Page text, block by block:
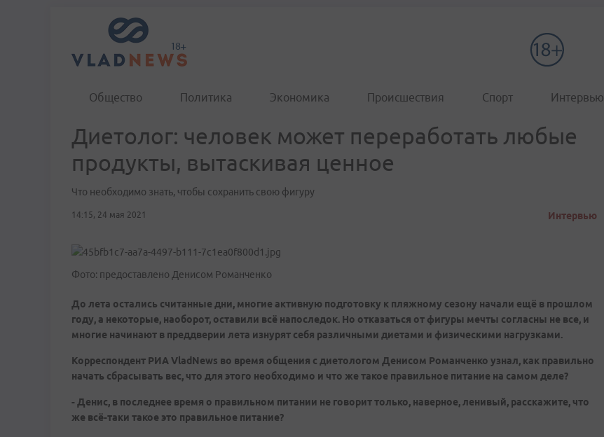
Общество Политика Экономика Происшествия Спорт Интервью
Диетолог: человек может переработать любые
продукты, вытаскивая ценное
Что необходимо знать, чтобы сохранить свою фигуру
14:15, 24 мая 2021 Интервью
Фото: предоставлено Денисом Романченко
До лета остались считанные дни, многие активную подготовку к пляжному сезону начали ещё в прошлом
году, а некоторые, наоборот, оставили всё напоследок. Но отказаться от фигуры мечты согласны не все, и
многие начинают в преддверии лета изнурят себя различными диетами и физическими нагрузками.
Корреспондент РИА VladNews во время общения с диетологом Денисом Романченко узнал, как правильно
начать сбрасывать вес, что для этого необходимо и что же такое правильное питание на самом деле?
- Денис, в последнее время о правильном питании не говорит только, наверное, ленивый, расскажите, что
же всё-таки такое это правильное питание?